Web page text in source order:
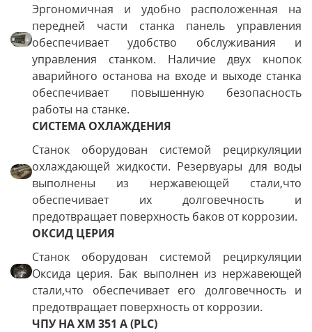
Эргономичная и удобно расположенная на
передней части станка панель управления
обеспечивает удобство обслуживания и
управления станком. Наличие двух кнопок
аварийного останова на входе и выходе станка
обеспечивает повышенную безопасность
работы на станке.
СИСТЕМА ОХЛАЖДЕНИЯ
Станок оборудован системой рециркуляции
охлаждающей жидкости. Резервуары для воды
выполнены из нержавеющей стали,что
обеспечивает их долговечность и
предотвращает поверхность баков от коррозии.
ОКСИД ЦЕРИЯ
Станок оборудован системой рециркуляции
Оксида церия. Бак выполнен из нержавеющей
стали,что обеспечивает его долговечность и
предотвращает поверхность от коррозии.
ЧПУ НА XM 351 А (PLC)